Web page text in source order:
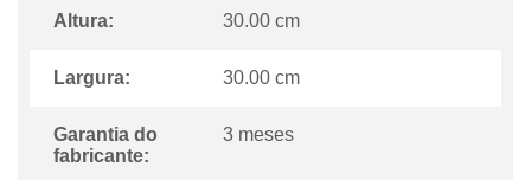
Altura: 30.00 cm
Largura: 30.00 cm
Garantia do
fabricante:
3 meses